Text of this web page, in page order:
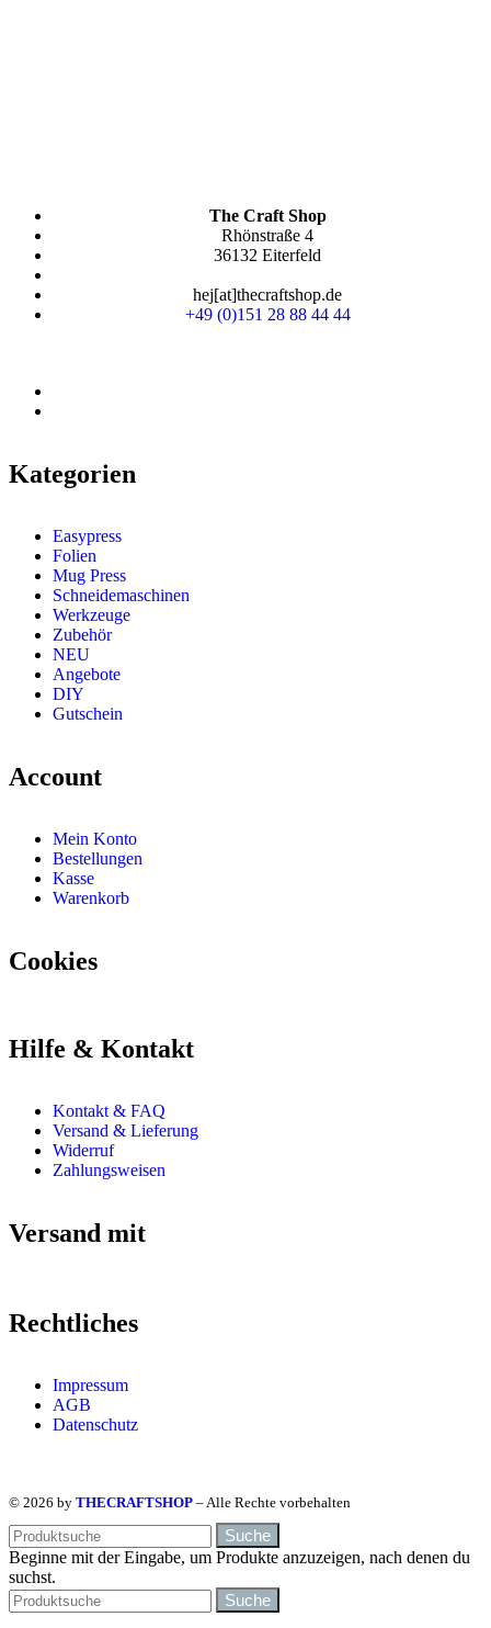
The Craft Shop
Rhönstraße 4
36132 Eiterfeld
hej[at]thecraftshop.de
+49 (0)151 28 88 44 44
Kategorien
Easypress
Folien
Mug Press
Schneidemaschinen
Werkzeuge
Zubehör
NEU
Angebote
DIY
Gutschein
Account
Mein Konto
Bestellungen
Kasse
Warenkorb
Cookies
Hilfe & Kontakt
Kontakt & FAQ
Versand & Lieferung
Widerruf
Zahlungsweisen
Versand mit
Rechtliches
Impressum
AGB
Datenschutz
© 2026 by THECRAFTSHOP – Alle Rechte vorbehalten
Suche
Beginne mit der Eingabe, um Produkte anzuzeigen, nach denen du
suchst.
Suche